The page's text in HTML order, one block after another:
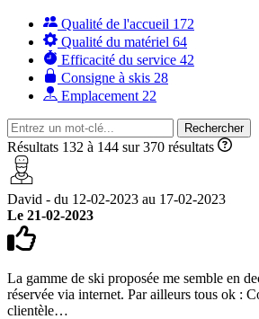
Qualité de l'accueil 172
Qualité du matériel 64
Efficacité du service 42
Consigne à skis 28
Emplacement 22
Rechercher
Résultats 132 à 144 sur 370 résultats
David - du 12-02-2023 au 17-02-2023
Le 21-02-2023
La gamme de ski proposée me semble en
réservée via internet. Par ailleurs tous ok :
clientèle…